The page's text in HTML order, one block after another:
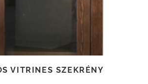
VITRINES SZEKRÉNY